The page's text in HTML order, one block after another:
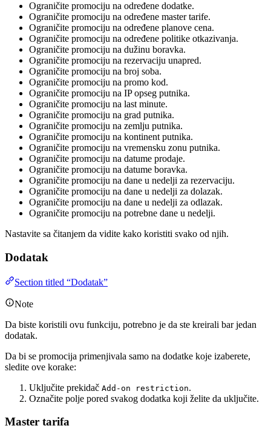
Ograničite promociju na određene dodatke.
Ograničite promociju na određene master tarife.
Ograničite promociju na određene planove cena.
Ograničite promociju na određene politike otkazivanja.
Ograničite promociju na dužinu boravka.
Ograničite promociju na rezervaciju unapred.
Ograničite promociju na broj soba.
Ograničite promociju na promo kod.
Ograničite promociju na IP opseg putnika.
Ograničite promociju na last minute.
Ograničite promociju na grad putnika.
Ograničite promociju na zemlju putnika.
Ograničite promociju na kontinent putnika.
Ograničite promociju na vremensku zonu putnika.
Ograničite promociju na datume prodaje.
Ograničite promociju na datume boravka.
Ograničite promociju na dane u nedelji za rezervaciju.
Ograničite promociju na dane u nedelji za dolazak.
Ograničite promociju na dane u nedelji za odlazak.
Ograničite promociju na potrebne dane u nedelji.
Nastavite sa čitanjem da vidite kako koristiti svako od njih.
Dodatak
Section titled “Dodatak”
Note
Da biste koristili ovu funkciju, potrebno je da ste kreirali bar jedan
dodatak.
Da bi se promocija primenjivala samo na dodatke koje izaberete,
sledite ove korake:
Uključite prekidač Add-on restriction.
Označite polje pored svakog dodatka koji želite da uključite.
Master tarifa